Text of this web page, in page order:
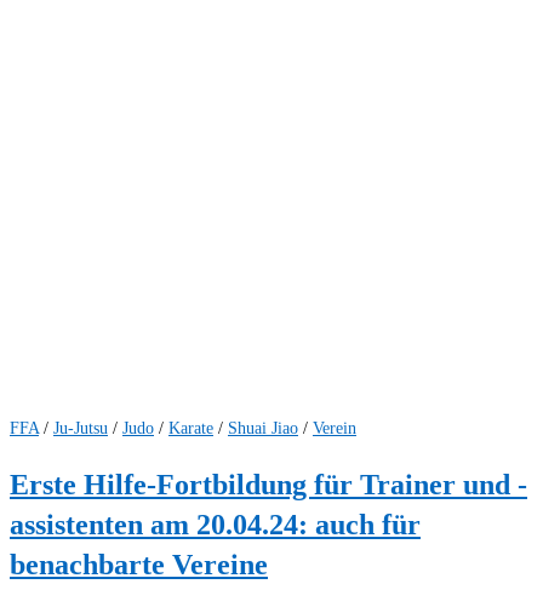
FFA / Ju-Jutsu / Judo / Karate / Shuai Jiao / Verein
Erste Hilfe-Fortbildung für Trainer und -
assistenten am 20.04.24: auch für
benachbarte Vereine